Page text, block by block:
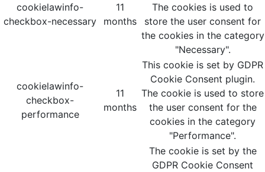
cookielawinfo-
checkbox-necessary
11
months
The cookies is used to
store the user consent for
the cookies in the category
"Necessary".
cookielawinfo-
checkbox-
performance
11
months
This cookie is set by GDPR
Cookie Consent plugin.
The cookie is used to store
the user consent for the
cookies in the category
"Performance".
The cookie is set by the
GDPR Cookie Consent